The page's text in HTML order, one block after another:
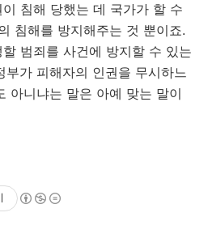
침해 당했는 데 국가가 할 수
침해를 방지해주는 것 뿐이죠.
범죄를 사건에 방지할 수 있는
부가 피해자의 인권을 무시하느
아니냐는 말은 아예 맞는 말이